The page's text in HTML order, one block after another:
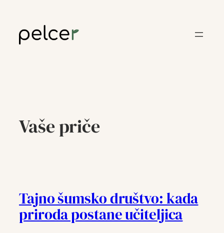
sadržaja
Vaše priče
Tajno šumsko društvo: kada
priroda postane učiteljica